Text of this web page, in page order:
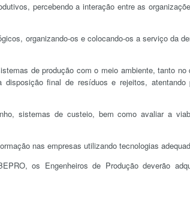
percebendo a interação entre as
organizando-os e colocando-os a serviço da
de produção com o meio ambiente, tanto no
final de resíduos e rejeitos, atentando
sistemas de custeio, bem como avaliar a
nas empresas utilizando tecnologias
os Engenheiros de Produção deverão